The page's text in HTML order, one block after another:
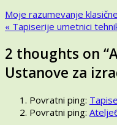
Kretanje
članka
Moje razumevanje
« Tapiserije umetnici
2 thoughts on “
Ustanove za
Povratni ping:
Povratni ping: